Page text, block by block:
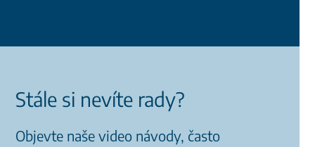
Stále si nevíte rady?
Objevte naše video návody, často